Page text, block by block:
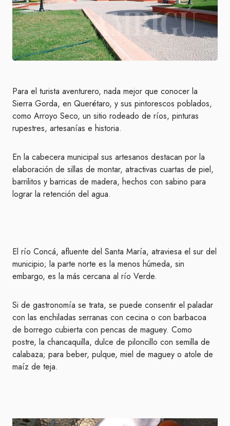
Para el turista aventurero, nada mejor que conocer la
Sierra Gorda, en Querétaro, y sus pintorescos poblados,
como Arroyo Seco, un sitio rodeado de ríos, pinturas
rupestres, artesanías e historia.
En la cabecera municipal sus artesanos destacan por la
elaboración de sillas de montar, atractivas cuartas de piel,
barrilitos y barricas de madera, hechos con sabino para
lograr la retención del agua.
El río Concá, afluente del Santa María, atraviesa el sur del
municipio; la parte norte es la menos húmeda, sin
embargo, es la más cercana al río Verde.
Si de gastronomía se trata, se puede consentir el paladar
con las enchiladas serranas con cecina o con barbacoa
de borrego cubierta con pencas de maguey. Como
postre, la chancaquilla, dulce de piloncillo con semilla de
calabaza; para beber, pulque, miel de maguey o atole de
maíz de teja.